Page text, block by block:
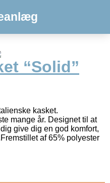
“Solid”
kasket.
mange år. Designet til at
give dig en god komfort,
af 65% polyester